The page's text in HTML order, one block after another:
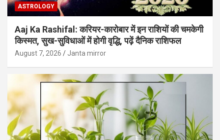
ASTROLOGY
Aaj Ka Rashifal: करियर-कारोबार में इन राशियों की चमकेगी
किस्मत, सुख-सुविधाओं में होगी वृद्धि, पढ़ें दैनिक राशिफल
August 7, 2026 Janta mirror